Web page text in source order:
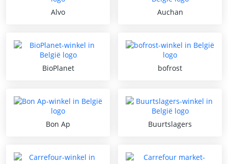
Alvo Auchan
BioPlanet bofrost
Bon Ap Buurtslagers